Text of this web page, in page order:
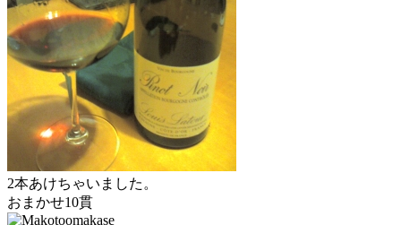
2本あけちゃいました。
おまかせ10貫